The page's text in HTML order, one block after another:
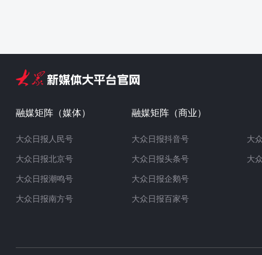
融媒矩阵（媒体）
大众日报人民号
大众日报北京号
大众日报潮鸣号
大众日报南方号
融媒矩阵（商业）
大众日报抖音号
大众日报头条号
大众日报企鹅号
大众日报百家号
大
大